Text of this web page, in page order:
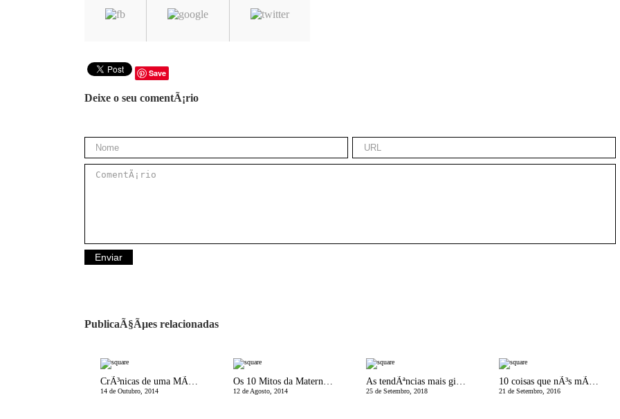
Save
Deixe o seu comentÃ¡rio
PublicaÃ§Ãµes relacionadas
14 de Outubro, 2014 12 de Agosto, 2014 25 de Setembro, 2018 21 de Setembro, 2016